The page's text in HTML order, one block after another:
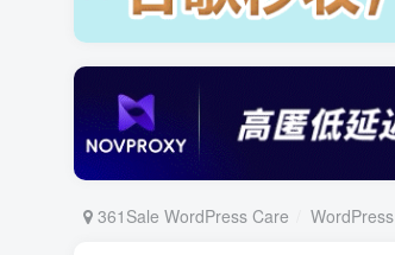
361Sale WordPress Care WordPress